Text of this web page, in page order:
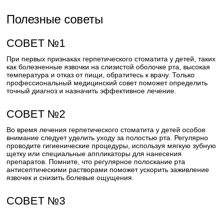
Полезные советы
СОВЕТ №1
При первых признаках герпетического стоматита у детей, таких
как болезненные язвочки на слизистой оболочке рта, высокая
температура и отказ от пищи, обратитесь к врачу. Только
профессиональный медицинский совет поможет определить
точный диагноз и назначить эффективное лечение.
СОВЕТ №2
Во время лечения герпетического стоматита у детей особое
внимание следует уделить уходу за полостью рта. Регулярно
проводите гигиенические процедуры, используя мягкую зубную
щетку или специальные аппликаторы для нанесения
препаратов. Помните, что регулярное полоскание рта
антисептическими растворами поможет ускорить заживление
язвочек и снизить болевые ощущения.
СОВЕТ №3